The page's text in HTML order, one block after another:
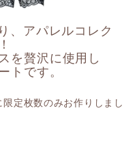
、アパレルコレク
を贅沢に使用し
トです。
定枚数のみお作りしまし